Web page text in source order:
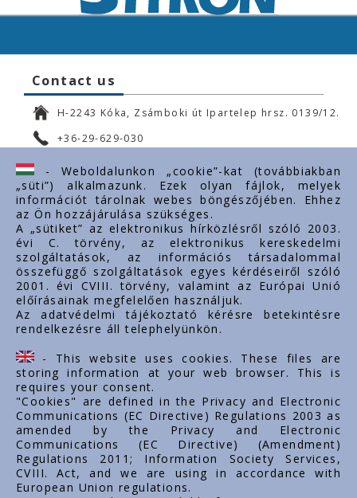
Contact us
H-2243 Kóka, Zsámboki út Ipartelep hrsz. 0139/12.
+36-29-629-030
ertekesites@styron.hu
export@styron.hu
www.styron.hu
Important links
About us
Documents
Contacts
Career
- Weboldalunkon „cookie”-kat (továbbiakban
„süti”) alkalmazunk. Ezek olyan fájlok, melyek
információt tárolnak webes böngészőjében. Ehhez
az Ön hozzájárulása szükséges.
A „sütiket” az elektronikus hírközlésről szóló 2003.
évi C. törvény, az elektronikus kereskedelmi
szolgáltatások, az információs társadalommal
összefüggő szolgáltatások egyes kérdéseiről szóló
2001. évi CVIII. törvény, valamint az Európai Unió
előírásainak megfelelően használjuk.
Az adatvédelmi tájékoztató kérésre betekintésre
rendelkezésre áll telephelyünkön.
- This website uses cookies. These files are
storing information at your web browser. This is
requires your consent.
"Cookies" are defined in the Privacy and Electronic
Communications (EC Directive) Regulations 2003 as
amended by the Privacy and Electronic
Communications (EC Directive) (Amendment)
Regulations 2011; Information Society Services,
CVIII. Act, and we are using in accordance with
European Union regulations.